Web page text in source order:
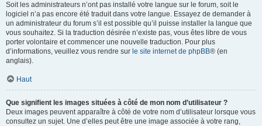
Soit les administrateurs n’ont pas installé votre langue sur le forum, soit le
logiciel n’a pas encore été traduit dans votre langue. Essayez de demander à
un administrateur du forum s’il est possible qu’il puisse installer la langue que
vous souhaitez. Si la traduction désirée n’existe pas, vous êtes libre de vous
porter volontaire et commencer une nouvelle traduction. Pour plus
d’informations, veuillez vous rendre sur le site internet de phpBB® (en
anglais).
Haut
Que signifient les images situées à côté de mon nom d’utilisateur ?
Deux images peuvent apparaître à côté de votre nom d’utilisateur lorsque vous
consultez un sujet. Une d’elles peut être une image associée à votre rang,